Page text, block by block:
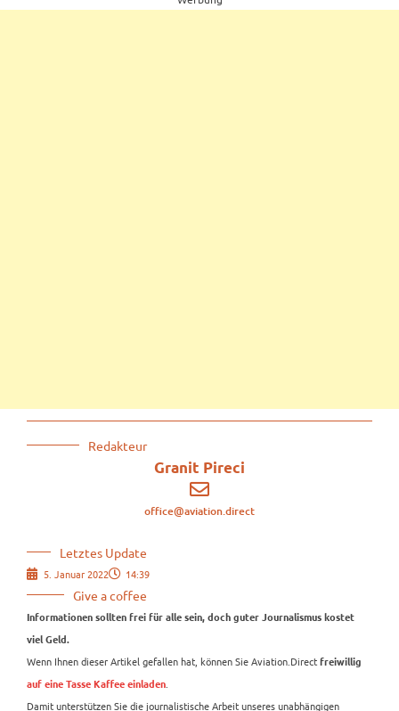
Redakteur
Granit Pireci
office@aviation.direct
Letztes Update
5. Januar 2022 14:39
Give a coffee
Informationen sollten frei für alle sein, doch guter Journalismus kostet
viel Geld.
Wenn Ihnen dieser Artikel gefallen hat, können Sie Aviation.Direct freiwillig
auf eine Tasse Kaffee einladen
Damit unterstützen Sie die journalistische Arbeit unseres unabhängigen